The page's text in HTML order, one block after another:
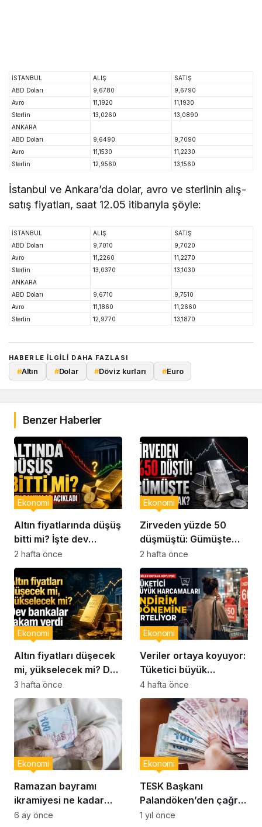
İSTANBUL ALIŞ
SATIŞ
ABD Doları 9,6780
9,6790
Avro
11,1920
11,1930
Sterlin
13,0260
13,0890
ANKARA
ABD Doları 9,6490
9,7090
Avro
11,1530
11,2230
Sterlin
12,9560 13,1560
İstanbul ve Ankara’da dolar, avro ve sterlinin alış-
satış fiyatları, saat 12.05 itibarıyla şöyle:
İSTANBUL ALIŞ
SATIŞ
ABD Doları
9,7010
9,7020
Avro
11,2260
11,2270
Sterlin
13,0370
13,1030
ANKARA
ABD Doları
9,6710
9,7510
Avro
11,1860
11,2660
Sterlin
12,9770 13,1870
HABERLE ILGILI DAHA FAZLASI
#Altın #Dolar #Döviz kurları #Euro
Benzer Haberler
Altın fiyatlarında düşüş
bitti mi? İşte dev
bankaların son
analizleri
Ekonomi
2 hafta önce
Zirveden yüzde 50
düşmüştü: Gümüşte
yön ne olacak?
Ekonomi
2 hafta önce
Altın fiyatları düşecek
mi, yükselecek mi? Dev
bankalar rakam verdi…
Ekonomi
3 hafta önce
Veriler ortaya koyuyor:
Tüketici büyük
harcamaları indirim
dönemine erteliyor
Ekonomi
4 hafta önce
Ramazan bayramı
ikramiyesi ne kadar
olacak? Emekli bayram
Ekonomi
6 ay önce
TESK Başkanı
Palandöken’den çağrı:
‘Daha fazla
Ekonomi
1 yıl önce